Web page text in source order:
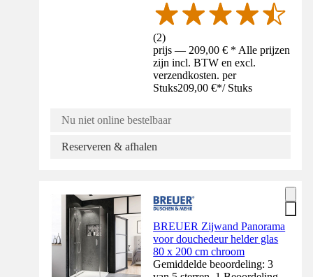
(2)
prijs — 209,00 € * Alle prijzen
zijn incl. BTW en excl.
verzendkosten. per
Stuks209,00 €*/ Stuks
Nu niet online bestelbaar
Reserveren & afhalen
BREUER Zijwand Panorama
voor douchedeur helder glas
80 x 200 cm chroom
Gemiddelde beoordeling: 3